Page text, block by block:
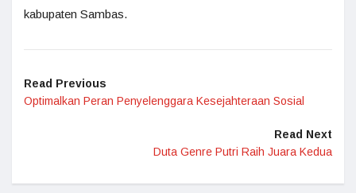
kabupaten Sambas.
Read Previous
Optimalkan Peran Penyelenggara Kesejahteraan Sosial
Read Next
Duta Genre Putri Raih Juara Kedua